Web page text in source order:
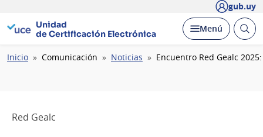
gub.uy
Unidad
de Certificación Electrónica
Desplegar
Menú Abrir
Ruta
Inicio Comunicación Noticias Encuentro Red Gealc
Red Gealc